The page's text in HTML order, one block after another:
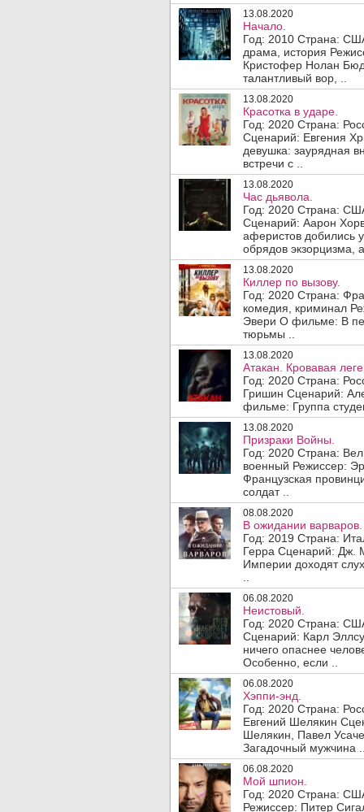
13.08.2020
Начало.
Год: 2010 Страна:
драма, история
Кристофер Нолан
талантливый вор, ..
13.08.2020
Красотка в ударе.
Год: 2020 Страна:
Сценарий: Евгения
девушка: заурядная
встречи с ..
13.08.2020
Час дьявола.
Год: 2020 Страна:
Сценарий: Аарон
аферистов добились
обрядов экзорцизма,
13.08.2020
Киллер по вызову.
Год: 2020 Страна:
комедия, криминал
Эвери О фильме: В
тюрьмы ..
13.08.2020
Атакан. Кровавая
Год: 2020 Страна:
Гришин Сценарий:
фильме: Группа
13.08.2020
Призраки Войны.
Год: 2020 Страна:
военный Режиссер:
Французская
солдат ..
08.08.2020
В ожидании варваров.
Год: 2019 Страна:
Герра Сценарий: Дж.
Империи доходят
06.08.2020
Неистовый.
Год: 2020 Страна:
Сценарий: Карл
ничего опаснее
Особенно, если ..
06.08.2020
Хэппи-энд.
Год: 2020 Страна:
Евгений Шелякин
Шелякин, Павел
Загадочный мужчина
06.08.2020
Мой шпион.
Год: 2020 Страна:
Режиссер: Питер